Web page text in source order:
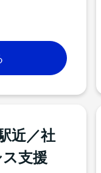
近／社
支援